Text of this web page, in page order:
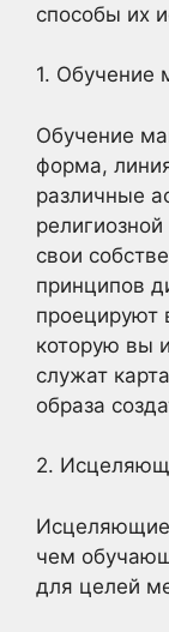
способы их
1. Обучение
Обучение
форма,
различные
свои
принципов
проецируют
которую вы
служат
образа
2.
чем
для целей